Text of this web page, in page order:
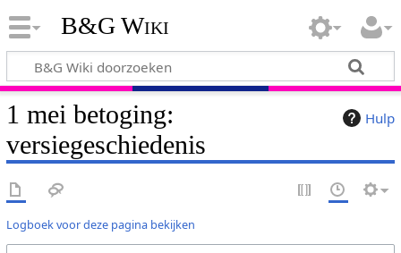
B&G Wiki
Hulp
1 mei betoging:
versiegeschiedenis
Logboek voor deze pagina bekijken